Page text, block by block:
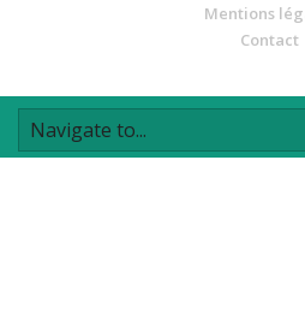
Mentions
Contact